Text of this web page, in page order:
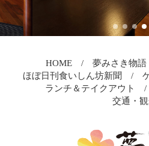
HOME 夢みさき物
ほぼ日刊食いしん坊新聞
ランチ＆テイクアウト
交通・